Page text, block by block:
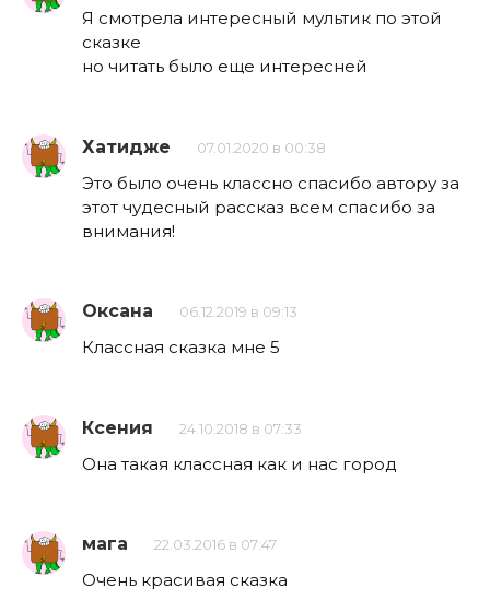
Я смотрела интересный мультик по этой
сказке
но читать было еще интересней
Хатидже 07.01.2020 в 00:38
Это было очень классно спасибо автору за
этот чудесный рассказ всем спасибо за
внимания!
Оксана 06.12.2019 в 09:13
Классная сказка мне 5
Ксения 24.10.2018 в 07:33
Она такая классная как и нас город
мага 22.03.2016 в 07:47
Очень красивая сказка